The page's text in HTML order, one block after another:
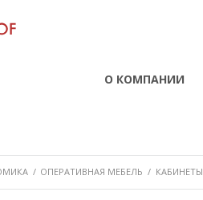
О КОМПАНИИ
/ ОПЕРАТИВНАЯ МЕБЕЛЬ / КАБИНЕТЫ